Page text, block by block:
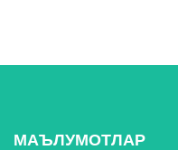
МАЪЛУМОТЛАР